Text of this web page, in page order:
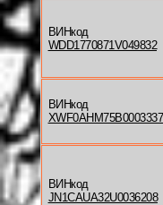
ВИНкод
WDD1770871V049832
ВИНкод
XWF0AHM75B0003337
ВИНкод
JN1CAUA32U0036208